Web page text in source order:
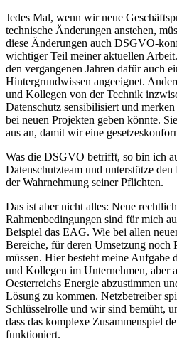
Jedes Mal, wenn wir neue
technische Änderungen anstehen,
diese Änderungen auch DSGVO-
wichtiger Teil meiner aktuellen
den vergangenen Jahren dafür auch
Hintergrundwissen angeeignet.
und Kollegen von der Technik
Datenschutz sensibilisiert und
bei neuen Projekten geben könnte.
aus an, damit wir eine
Was die DSGVO betrifft, so bin ich
Datenschutzteam und unterstütze
der Wahrnehmung seiner Pflichten.
Das ist aber nicht alles: Neue
Rahmenbedingungen sind für mich
Beispiel das EAG. Wie bei allen
Bereiche, für deren Umsetzung noch
müssen. Hier besteht meine
und Kollegen im Unternehmen, aber
Oesterreichs Energie abzustimmen
Lösung zu kommen. Netzbetreiber
Schlüsselrolle und wir sind bemüht,
dass das komplexe Zusammenspiel
funktioniert.